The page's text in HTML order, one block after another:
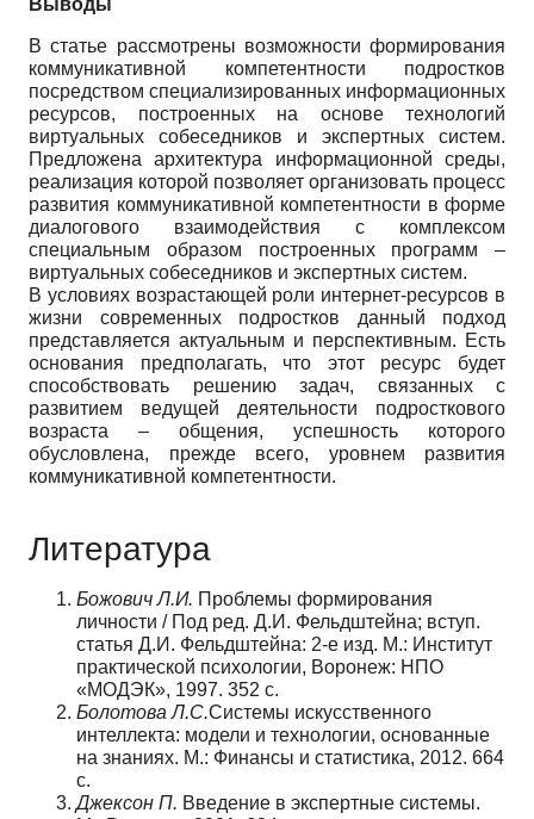
В статье рассмотрены возможности формирования
коммуникативной компетентности подростков
посредством специализированных информационных
ресурсов, построенных на основе технологий
виртуальных собеседников и экспертных систем.
Предложена архитектура информационной среды,
реализация которой позволяет организовать процесс
развития коммуникативной компетентности в форме
диалогового взаимодействия с комплексом
специальным образом построенных программ –
виртуальных собеседников и экспертных систем.
В условиях возрастающей роли интернет-ресурсов в
жизни современных подростков данный подход
представляется актуальным и перспективным. Есть
основания предполагать, что этот ресурс будет
способствовать решению задач, связанных с
развитием ведущей деятельности подросткового
возраста – общения, успешность которого
обусловлена, прежде всего, уровнем развития
коммуникативной компетентности.
Литература
Божович Л.И. Проблемы формирования
личности / Под ред. Д.И. Фельдштейна; вступ.
статья Д.И. Фельдштейна: 2-е изд. М.: Институт
практической психологии, Воронеж: НПО
«МОДЭК», 1997. 352 с.
Болотова Л.С.Системы искусственного
интеллекта: модели и технологии, основанные
на знаниях. М.: Финансы и статистика, 2012. 664
с.
Джексон П. Введение в экспертные системы.